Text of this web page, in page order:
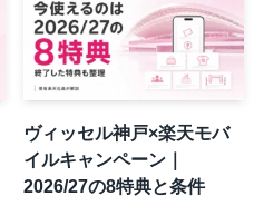
ヴィッセル神戸×楽天モバ
イルキャンペーン｜
2026/27の8特典と条件